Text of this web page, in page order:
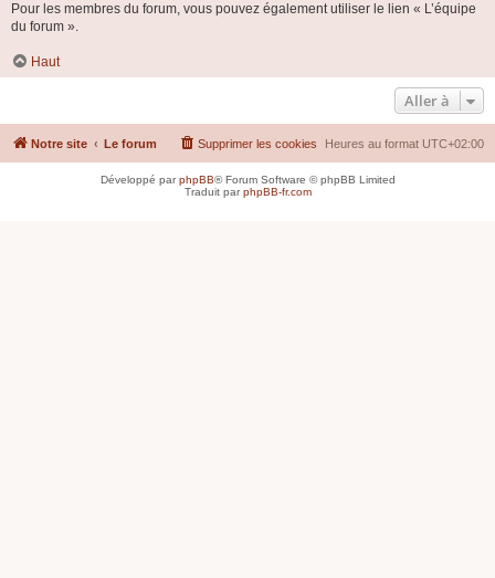
Pour les membres du forum, vous pouvez également utiliser le lien « L’équipe
du forum ».
Haut
Aller à
Notre site Le forum Heures au format UTC+02:00
Supprimer les cookies
Développé parphpBB® Forum Software © phpBB Limited
Traduit parphpBB-fr.com